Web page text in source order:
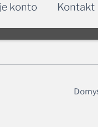
konto Kontakt